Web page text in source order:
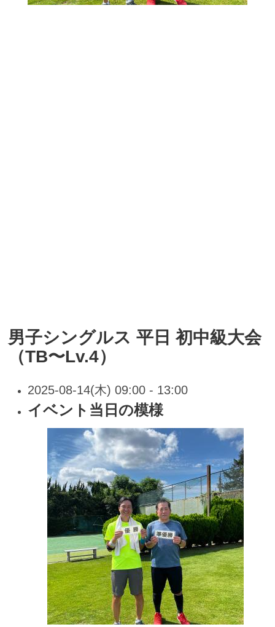
男子シングルス 平日 初中級大会
（TB〜Lv.4）
2025-08-14(木) 09:00 - 13:00
イベント当日の模様